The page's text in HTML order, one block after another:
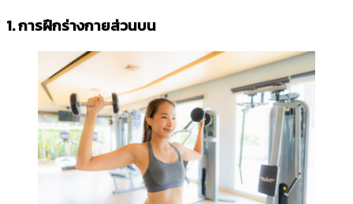
1. การฝึกร่างกายส่วนบน